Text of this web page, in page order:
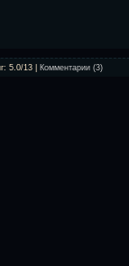
5.0/13 | Комментарии (3)